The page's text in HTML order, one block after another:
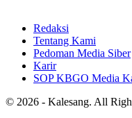
Redaksi
Tentang Kami
Pedoman Media Siber
Karir
SOP KBGO Media
© 2026 - Kalesang. All